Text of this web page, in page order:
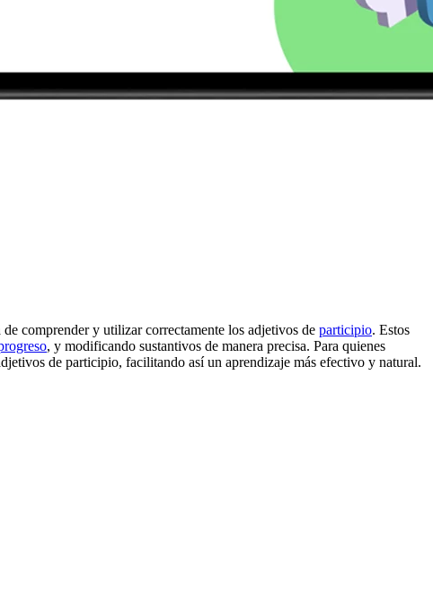
comprender y utilizar correctamente los adjetivos de participio. Estos
, y modificando sustantivos de manera precisa. Para quienes
de participio, facilitando así un aprendizaje más efectivo y natural.